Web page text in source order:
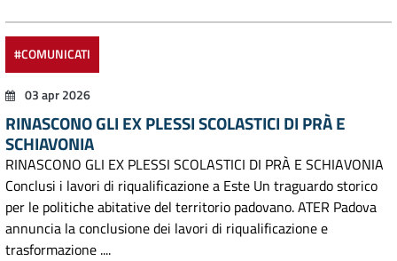
#COMUNICATI
03 apr 2026
RINASCONO GLI EX PLESSI SCOLASTICI DI PRÀ E
SCHIAVONIA
RINASCONO GLI EX PLESSI SCOLASTICI DI PRÀ E SCHIAVONIA
Conclusi i lavori di riqualificazione a Este Un traguardo storico
per le politiche abitative del territorio padovano. ATER Padova
annuncia la conclusione dei lavori di riqualificazione e
trasformazione ....